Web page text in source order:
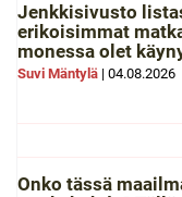
Jenkkisivusto
erikoisimmat
monessa olet
Suvi Mäntylä | 04.08.2026
Onko tässä